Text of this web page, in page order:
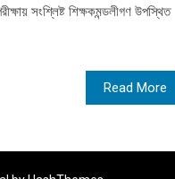
সংশ্লিষ্ট শিক্ষকমন্ডলীগণ উপস্থিত
Read More